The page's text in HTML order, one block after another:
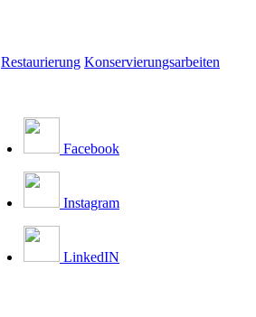
Restaurierung Konservierungsarbeiten
Facebook
Instagram
LinkedIN